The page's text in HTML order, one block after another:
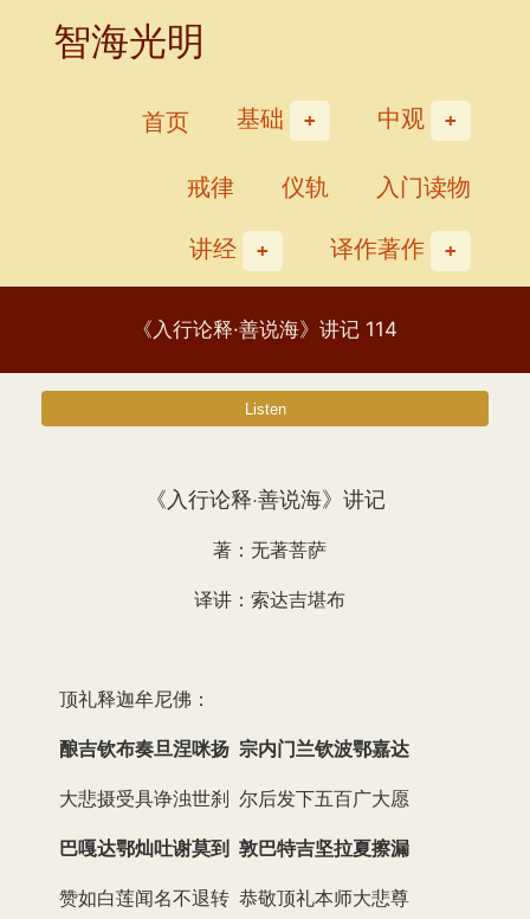
智海光明
首页 基础
中观
戒律
仪轨
入门读物
讲经
译作著作
《入行论释·善说海》讲记 114
《入行论释·善说海》讲记
著：无著菩萨
译讲：索达吉堪布
顶礼释迦牟尼佛：
酿吉钦布奏旦涅咪扬 宗内门兰钦波鄂嘉达
大悲摄受具诤浊世刹 尔后发下五百广大愿
巴嘎达鄂灿吐谢莫到 敦巴特吉坚拉夏擦漏
赞如白莲闻名不退转 恭敬顶礼本师大悲尊